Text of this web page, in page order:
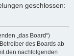
geschlossen:
„das Board“)
des Boards ab
den nachfolgenden